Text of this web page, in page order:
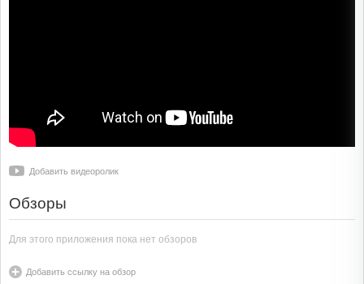
Добавить видеоролик
Обзоры
Для этого приложения пока нет обзоров
Добавить ссылку на обзор